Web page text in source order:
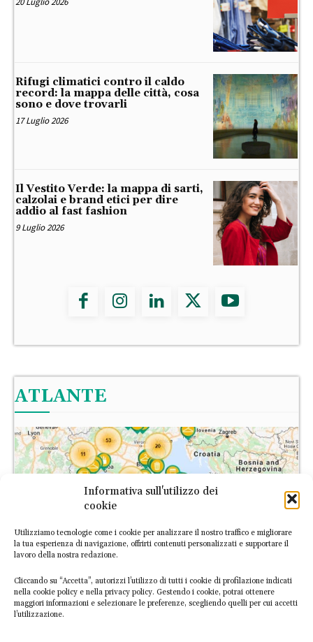
Informativa sull'utilizzo dei
cookie
Utilizziamo tecnologie come i cookie per analizzare il nostro traffico e migliorare
la tua esperienza di navigazione, offrirti contenuti personalizzati e supportare il
lavoro della nostra redazione.
Cliccando su “Accetta”, autorizzi l’utilizzo di tutti i cookie di profilazione indicati
nella cookie policy e nella privacy policy. Gestendo i cookie, potrai ottenere
maggiori informazioni e selezionare le preferenze, scegliendo quelli per cui accetti
l’utilizzazione.
Rifugi climatici contro il caldo
record: la mappa delle città, cosa
sono e dove trovarli
17 Luglio 2026
Il Vestito Verde: la mappa di sarti,
calzolai e brand etici per dire
addio al fast fashion
9 Luglio 2026
ATLANTE